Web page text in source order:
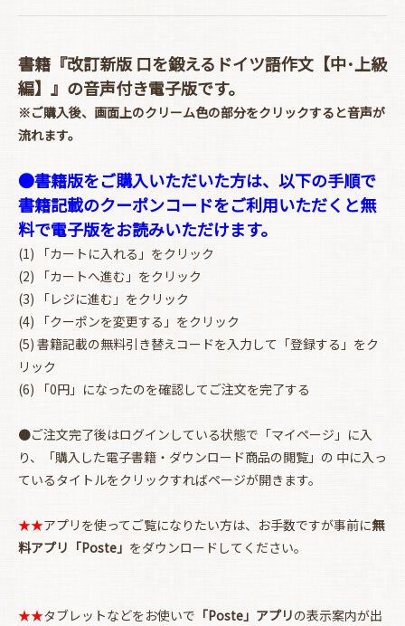
書籍『改訂新版 口を鍛えるドイツ語作文【中･上級
編】』の音声付き電子版です。
※ご購入後、画面上のクリーム色の部分をクリックすると音声が
流れます。
●書籍版をご購入いただいた方は、以下の手順で
書籍記載のクーポンコードをご利用いただくと無
料で電子版をお読みいただけます。
(1) 「カートに入れる」をクリック
(2) 「カートへ進む」をクリック
(3) 「レジに進む」をクリック
(4) 「クーポンを変更する」をクリック
(5) 書籍記載の無料引き替えコードを入力して「登録する」をク
リック
(6) 「0円」になったのを確認してご注文を完了する
●ご注文完了後はログインしている状態で「マイページ」に入
り、「購入した電子書籍・ダウンロード商品の閲覧」の 中に入っ
ているタイトルをクリックすればページが開きます。
★★アプリを使ってご覧になりたい方は、お手数ですが事前に無
料アプリ「Poste」 をダウンロードしてください。
★★タブレットなどをお使いで 「Poste」アプリの表示案内が出